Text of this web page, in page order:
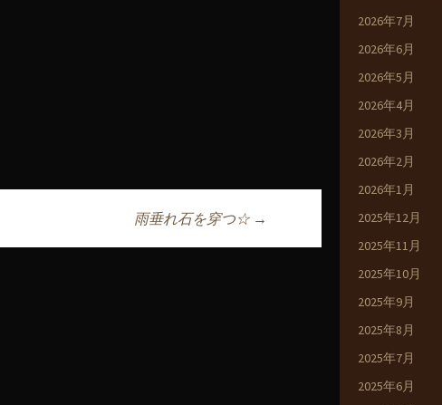
雨垂れ石を穿つ☆ →
2026年7月
2026年6月
2026年5月
2026年4月
2026年3月
2026年2月
2026年1月
2025年12月
2025年11月
2025年10月
2025年9月
2025年8月
2025年7月
2025年6月